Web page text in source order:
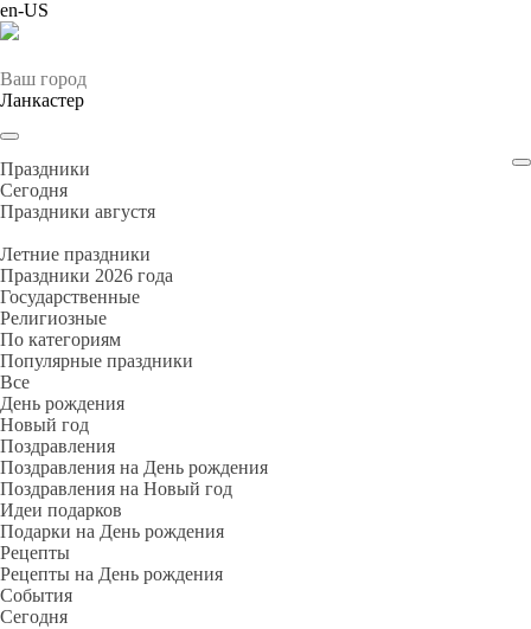
en-US
Ваш город
Ланкастер
Праздники
Cегодня
Праздники августя
Летние праздники
Праздники 2026 года
Государственные
Религиозные
По категориям
Популярные праздники
Все
День рождения
Новый год
Поздравления
Поздравления на День рождения
Поздравления на Новый год
Идеи подарков
Подарки на День рождения
Рецепты
Рецепты на День рождения
События
Cегодня